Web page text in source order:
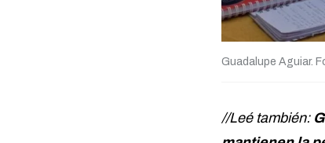
Guadalupe Aguiar.
//Leé también: